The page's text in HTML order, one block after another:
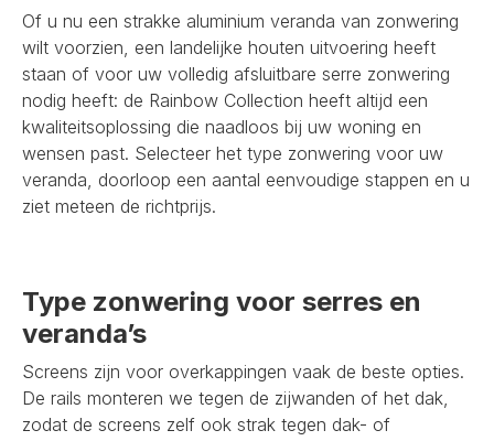
Of u nu een strakke aluminium veranda van zonwering
wilt voorzien, een landelijke houten uitvoering heeft
staan of voor uw volledig afsluitbare serre zonwering
nodig heeft: de Rainbow Collection heeft altijd een
kwaliteitsoplossing die naadloos bij uw woning en
wensen past. Selecteer het type zonwering voor uw
veranda, doorloop een aantal eenvoudige stappen en u
ziet meteen de richtprijs.
Type zonwering voor serres en
veranda’s
Screens zijn voor overkappingen vaak de beste opties.
De rails monteren we tegen de zijwanden of het dak,
zodat de screens zelf ook strak tegen dak- of